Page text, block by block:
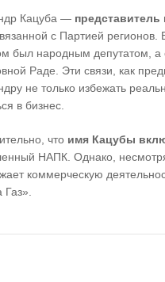
Кацуба —
с Партией регионов.
был народным депутатом, а
Раде. Эти связи, как
не только избежать
в бизнес.
что имя Кацубы
НАПК. Однако,
коммерческую